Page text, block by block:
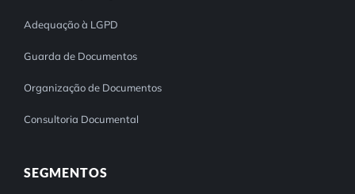
Adequação à LGPD
Guarda de Documentos
Organização de Documentos
Consultoria Documental
SEGMENTOS